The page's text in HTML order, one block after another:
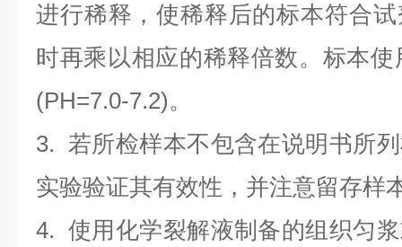
进行稀释，使稀释后的标本符合
时再乘以相应的稀释倍数。标本
(PH=7.0-7.2)。
3. 若所检样本不包含在说明书所
实验验证其有效性，并注意留存样
4. 使用化学裂解液制备的组织匀